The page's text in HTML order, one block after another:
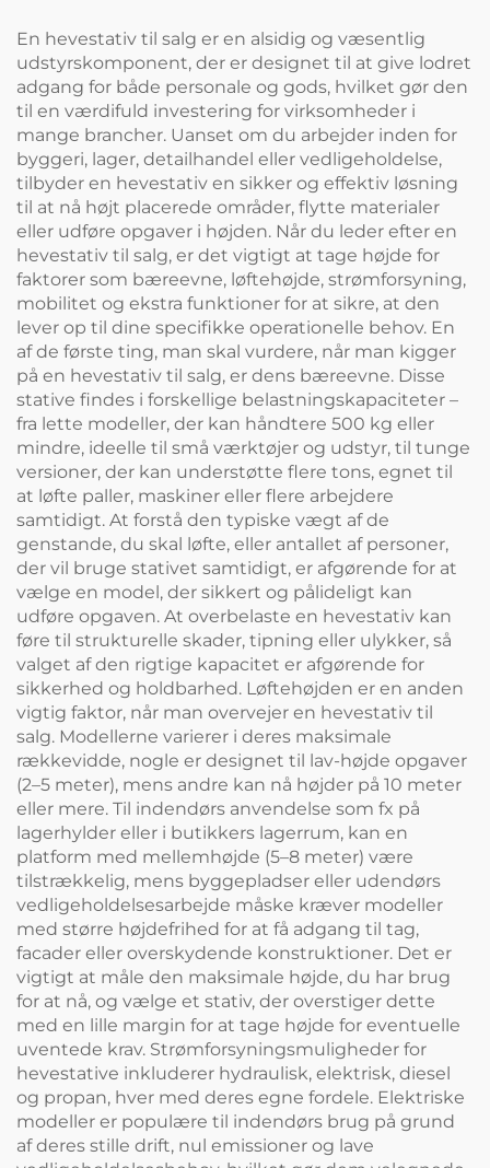
En hevestativ til salg er en alsidig og væsentlig
udstyrskomponent, der er designet til at give lodret
adgang for både personale og gods, hvilket gør den
til en værdifuld investering for virksomheder i
mange brancher. Uanset om du arbejder inden for
byggeri, lager, detailhandel eller vedligeholdelse,
tilbyder en hevestativ en sikker og effektiv løsning
til at nå højt placerede områder, flytte materialer
eller udføre opgaver i højden. Når du leder efter en
hevestativ til salg, er det vigtigt at tage højde for
faktorer som bæreevne, løftehøjde, strømforsyning,
mobilitet og ekstra funktioner for at sikre, at den
lever op til dine specifikke operationelle behov. En
af de første ting, man skal vurdere, når man kigger
på en hevestativ til salg, er dens bæreevne. Disse
stative findes i forskellige belastningskapaciteter –
fra lette modeller, der kan håndtere 500 kg eller
mindre, ideelle til små værktøjer og udstyr, til tunge
versioner, der kan understøtte flere tons, egnet til
at løfte paller, maskiner eller flere arbejdere
samtidigt. At forstå den typiske vægt af de
genstande, du skal løfte, eller antallet af personer,
der vil bruge stativet samtidigt, er afgørende for at
vælge en model, der sikkert og pålideligt kan
udføre opgaven. At overbelaste en hevestativ kan
føre til strukturelle skader, tipning eller ulykker, så
valget af den rigtige kapacitet er afgørende for
sikkerhed og holdbarhed. Løftehøjden er en anden
vigtig faktor, når man overvejer en hevestativ til
salg. Modellerne varierer i deres maksimale
rækkevidde, nogle er designet til lav-højde opgaver
(2–5 meter), mens andre kan nå højder på 10 meter
eller mere. Til indendørs anvendelse som fx på
lagerhylder eller i butikkers lagerrum, kan en
platform med mellemhøjde (5–8 meter) være
tilstrækkelig, mens byggepladser eller udendørs
vedligeholdelsesarbejde måske kræver modeller
med større højdefrihed for at få adgang til tag,
facader eller overskydende konstruktioner. Det er
vigtigt at måle den maksimale højde, du har brug
for at nå, og vælge et stativ, der overstiger dette
med en lille margin for at tage højde for eventuelle
uventede krav. Strømforsyningsmuligheder for
hevestative inkluderer hydraulisk, elektrisk, diesel
og propan, hver med deres egne fordele. Elektriske
modeller er populære til indendørs brug på grund
af deres stille drift, nul emissioner og lave